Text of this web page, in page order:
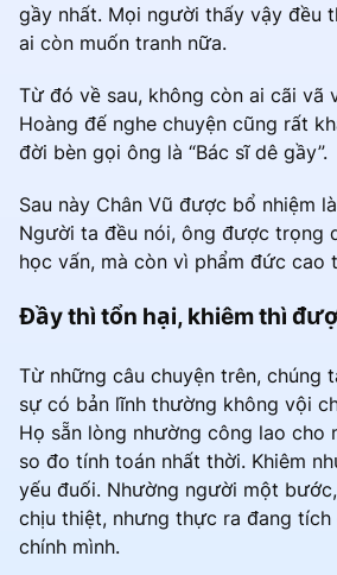
gầy nhất. Mọi người thấy vậy đều
ai còn muốn tranh nữa.
Từ đó về sau, không còn ai cãi vã
Hoàng đế nghe chuyện cũng rất
đời bèn gọi ông là “Bác sĩ dê gầy”.
Sau này Chân Vũ được bổ nhiệm
Người ta đều nói, ông được trọng
học vấn, mà còn vì phẩm đức cao
Đầy thì tổn hại, khiêm thì
Từ những câu chuyện trên, chúng
sự có bản lĩnh thường không vội
Họ sẵn lòng nhường công lao cho
so đo tính toán nhất thời. Khiêm
yếu đuối. Nhường người một
chịu thiệt, nhưng thực ra đang
chính mình.